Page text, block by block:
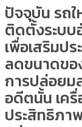
ปัจจุบัน รถ
ติดตั้งระบบ
เพื่อเสริมป
ลดขนาดขอ
การปล่อยม
อดีตนั้น เค
ประสิทธิภา